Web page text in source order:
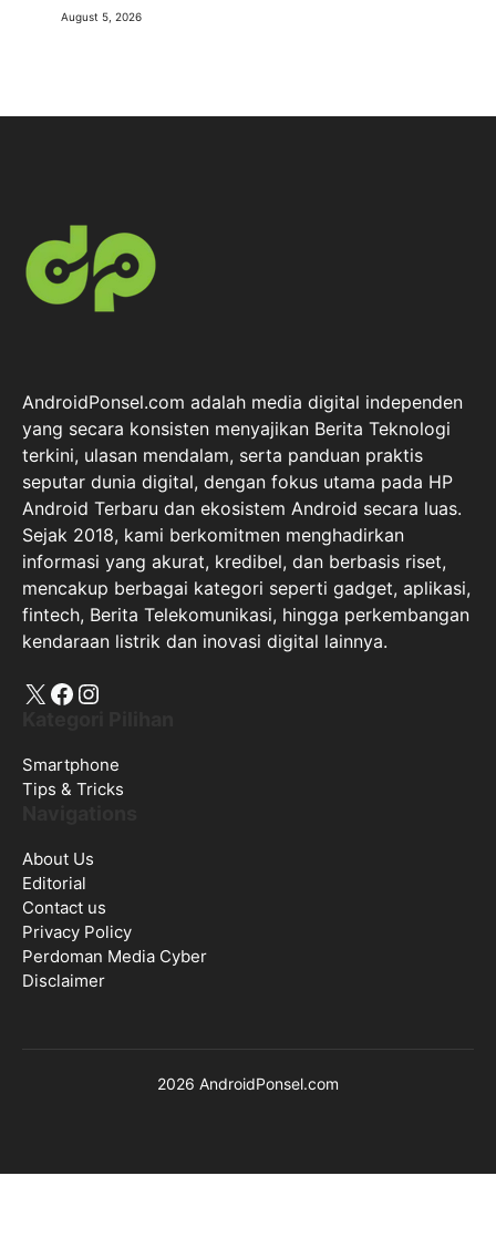
August 5, 2026
AndroidPonsel.com adalah media digital independen
yang secara konsisten menyajikan Berita Teknologi
terkini, ulasan mendalam, serta panduan praktis
seputar dunia digital, dengan fokus utama pada HP
Android Terbaru dan ekosistem Android secara luas.
Sejak 2018, kami berkomitmen menghadirkan
informasi yang akurat, kredibel, dan berbasis riset,
mencakup berbagai kategori seperti gadget, aplikasi,
fintech, Berita Telekomunikasi, hingga perkembangan
kendaraan listrik dan inovasi digital lainnya.
X Facebook
Instagram
Smartphone
Tips & Tricks
About Us
Editorial
Contact us
Privacy Policy
Perdoman Media Cyber
Disclaimer
2026 AndroidPonsel.com